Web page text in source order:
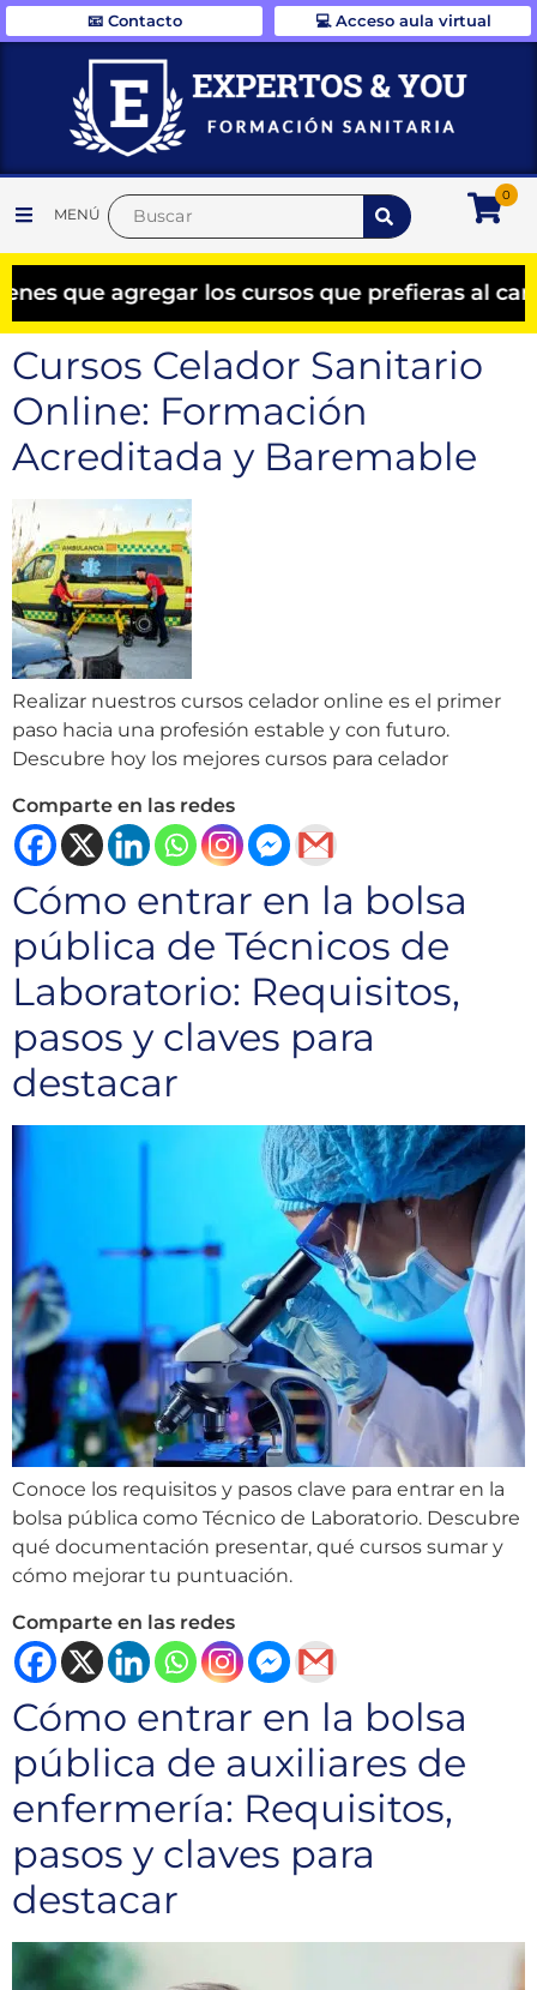
📧 Contacto 💻 Acceso aula virtual
MENÚ
0
agregar los cursos que prefieras al
Cursos Celador Sanitario
Online: Formación
Acreditada y Baremable
Realizar nuestros cursos celador online es el primer
paso hacia una profesión estable y con futuro.
Descubre hoy los mejores cursos para celador
Comparte en las redes
Cómo entrar en la bolsa
pública de Técnicos de
Laboratorio: Requisitos,
pasos y claves para
destacar
Conoce los requisitos y pasos clave para entrar en la
bolsa pública como Técnico de Laboratorio. Descubre
qué documentación presentar, qué cursos sumar y
cómo mejorar tu puntuación.
Comparte en las redes
Cómo entrar en la bolsa
pública de auxiliares de
enfermería: Requisitos,
pasos y claves para
destacar